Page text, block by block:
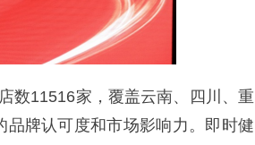
数11516家，覆盖云南、四川、重
牌认可度和市场影响力。即时健